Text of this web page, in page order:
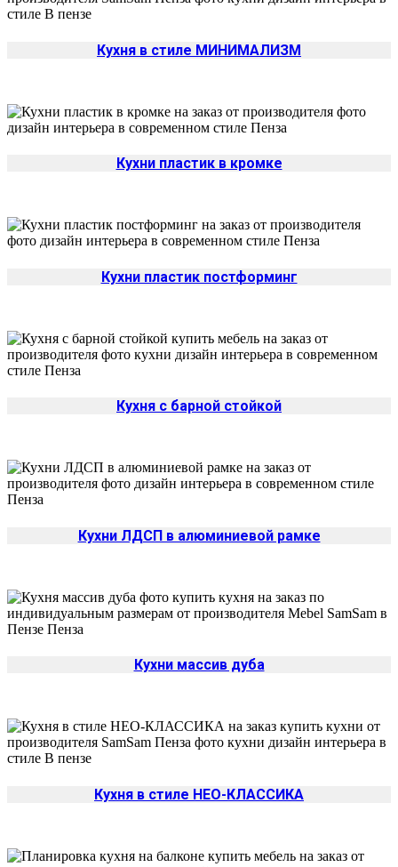
Кухня в стиле МИНИМАЛИЗМ
Кухни пластик в кромке
Кухни пластик постформинг
Кухня с барной стойкой
Кухни ЛДСП в алюминиевой рамке
Кухни массив дуба
Кухня в стиле НЕО-КЛАССИКА